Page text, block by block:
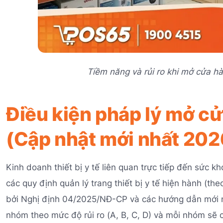
Tiềm năng và rủi ro khi mở cửa
Điều kiện pháp lý mở
(Cập nhật mới nhất
Kinh doanh thiết bị y tế liên quan trực tiếp đến sức
các quy định quản lý trang thiết bị y tế hiện hành
bởi Nghị định 04/2025/NĐ-CP và các hướng dẫn
nhóm theo mức độ rủi ro (A, B, C, D) và mỗi nhóm sẽ